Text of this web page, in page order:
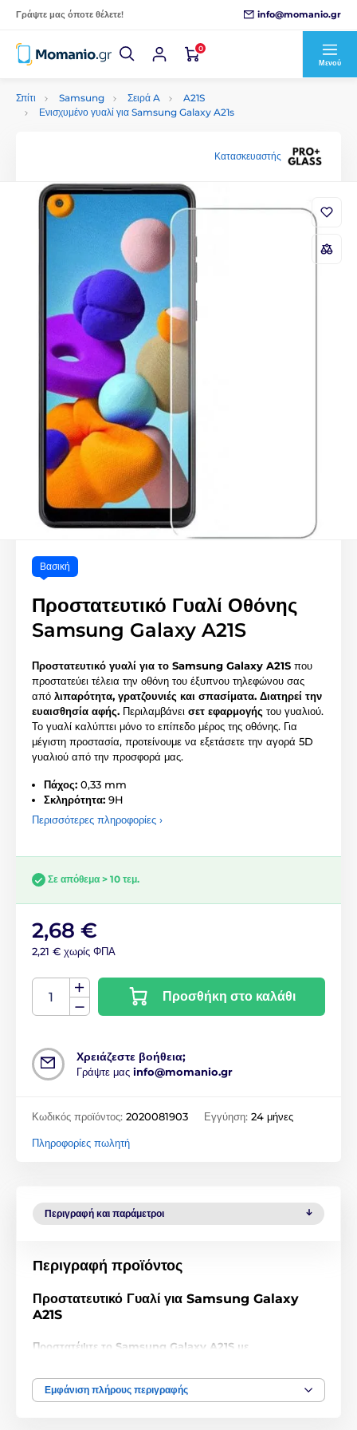
Γράψτε μας όποτε θέλετε! info@momanio.gr
0
Μενού
Σπίτι Samsung Σειρά A
A21S
Ενισχυμένο γυαλί για Samsung Galaxy A21s
Κατασκευαστής
Βασική
Προστατευτικό Γυαλί Οθόνης
Samsung Galaxy A21S
Προστατευτικό γυαλί για το Samsung Galaxy A21S που
προστατεύει τέλεια την οθόνη του έξυπνου τηλεφώνου σας
από λιπαρότητα, γρατζουνιές και σπασίματα. Διατηρεί την
ευαισθησία αφής. Περιλαμβάνει σετ εφαρμογής του γυαλιού.
Το γυαλί καλύπτει μόνο το επίπεδο μέρος της οθόνης. Για
μέγιστη προστασία, προτείνουμε να εξετάσετε την αγορά 5D
γυαλιού από την προσφορά μας.
Πάχος: 0,33 mm
Σκληρότητα: 9H
Περισσότερες πληροφορίες ›
Σε απόθεμα > 10 τεμ.
2,68 €
2,21 € χωρίς ΦΠΑ
Προσθήκη στο καλάθι
Χρειάζεστε βοήθεια;
Γράψτε μας info@momanio.gr
Κωδικός προϊόντος: 2020081903 Εγγύηση: 24 μήνες
Πληροφορίες πωλητή
Περιγραφή και παράμετροι
Περιγραφή προϊόντος
Προστατευτικό Γυαλί για Samsung Galaxy
A21S
Προστατέψτε το Samsung Galaxy A21S με
0,33 mm!
Μην παραπλανηθείτε από τη χαμηλή τιμή, αυτό το
Εμφάνιση πλήρους περιγραφής